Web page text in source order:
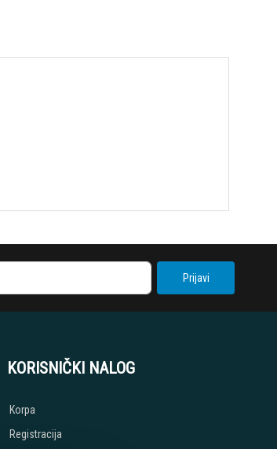
Prijavi
KORISNIČKI NALOG
Korpa
Registracija